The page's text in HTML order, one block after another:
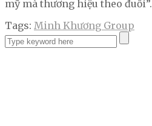
mỹ mà thương hiệu theo đuổi”.
Tags: Minh Khương Group